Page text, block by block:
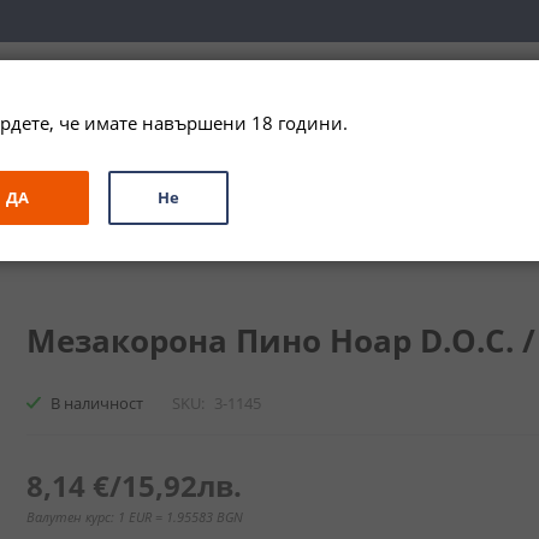
ЗА ПОДАРЪК ПРОМО СПЕЦИАЛНИ ПРЕДЛОЖЕНИЯ
Мезакорона Пино Ноар D.O.C.
В наличност SKU 3-1145
8,14 €/15,92лв.
Валутен курс: 1 EUR = 1.95583 BGN
че имате навършени 18 години.
ДА Не